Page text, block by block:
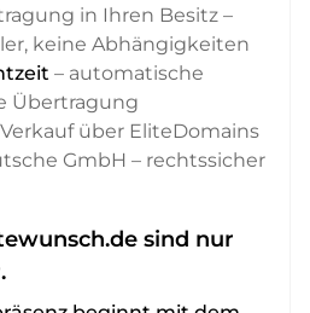
in Ihren Besitz –
keine Abhängigkeiten
– automatische
Übertragung
über EliteDomains
GmbH – rechtssicher
sind nur